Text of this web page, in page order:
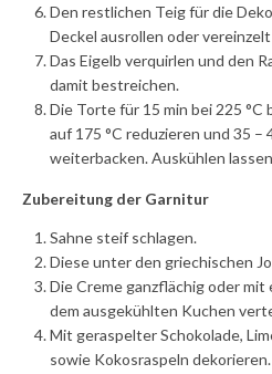
Den restlichen Teig für die
Deckel ausrollen oder
Das Eigelb verquirlen und den
damit bestreichen.
Die Torte für 15 min bei 225 °C
auf 175 °C reduzieren und 35 –
weiterbacken. Auskühlen
Zubereitung der Garnitur
Sahne steif schlagen.
Diese unter den griechischen
Die Creme ganzflächig oder
dem ausgekühlten Kuchen
Mit geraspelter Schokolade,
sowie Kokosraspeln dekorieren.